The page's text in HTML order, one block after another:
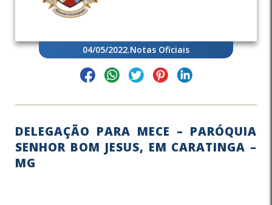
04/05/2022.Notas Oficiais
DELEGAÇÃO PARA MECE – PARÓQUIA
SENHOR BOM JESUS, EM CARATINGA –
MG